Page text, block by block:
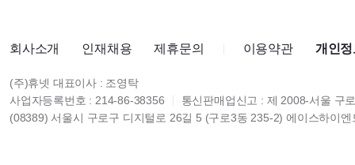
회사소개 인재채용 제휴문의 이용약관 개인
(주)휴넷 대표이사 : 조영탁
사업자등록번호 : 214-86-38356
통신판매업신고 : 제 2008-서울 구
(08389) 서울시 구로구 디지털로 26길 5 (구로3동 235-2) 에이스하이